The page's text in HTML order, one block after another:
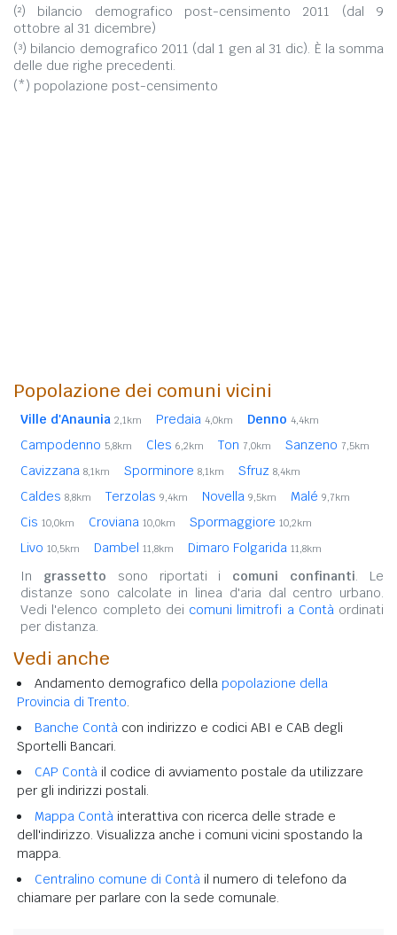
(²) bilancio demografico post-censimento 2011 (dal 9
ottobre al 31 dicembre)
(³) bilancio demografico 2011 (dal 1 gen al 31 dic). È la somma
delle due righe precedenti.
(*) popolazione post-censimento
Popolazione dei comuni vicini
Ville d'Anaunia 2,1km Predaia 4,0km Denno 4,4km
Campodenno 5,8km Cles 6,2km Ton 7,0km Sanzeno 7,5km
Cavizzana 8,1km Sporminore 8,1km Sfruz 8,4km
Caldes 8,8km Terzolas 9,4km Novella 9,5km Malé 9,7km
Cis 10,0km Croviana 10,0km Spormaggiore 10,2km
Livo 10,5km Dambel 11,8km Dimaro Folgarida 11,8km
In grassetto sono riportati i comuni confinanti. Le
distanze sono calcolate in linea d'aria dal centro urbano.
Vedi l'elenco completo dei comuni limitrofi a Contàordinati
per distanza.
Vedi anche
Andamento demografico della popolazione della
Provincia di Trento.
Banche Contà con indirizzo e codici ABI e CAB degli
Sportelli Bancari.
CAP Contà il codice di avviamento postale da utilizzare
per gli indirizzi postali.
Mappa Contà interattiva con ricerca delle strade e
dell'indirizzo. Visualizza anche i comuni vicini spostando la
mappa.
Centralino comune di Contà il numero di telefono da
chiamare per parlare con la sede comunale.